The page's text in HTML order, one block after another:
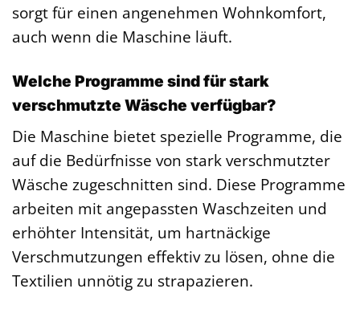
sorgt für einen angenehmen Wohnkomfort,
auch wenn die Maschine läuft.
Welche Programme sind für stark
verschmutzte Wäsche verfügbar?
Die Maschine bietet spezielle Programme, die
auf die Bedürfnisse von stark verschmutzter
Wäsche zugeschnitten sind. Diese Programme
arbeiten mit angepassten Waschzeiten und
erhöhter Intensität, um hartnäckige
Verschmutzungen effektiv zu lösen, ohne die
Textilien unnötig zu strapazieren.